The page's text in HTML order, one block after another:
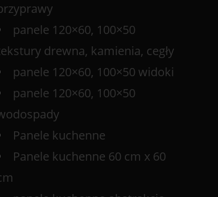
panele 120×60, 100×50
drewna, kamienia, cegły
panele 120×60, 100×50 widoki
panele 120×60, 100×50
Panele kuchenne
Panele kuchenne 60 cm x 60